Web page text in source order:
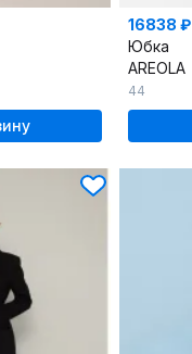
16838 ₽
Юбка
AREOLA
44